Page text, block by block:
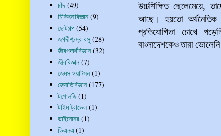
উচ্চশিক্ষিত ছেলেমেয়ে,
আছে। হয়তো অর্থনৈতিক
প্রতিযোগিতা চোখে
বাংলাদেশকেও তারা
চাঁদ (49)
চিকিৎসাবিজ্ঞান (9)
ছোটগল্প (54)
জগদীশচন্দ্র বসু (28)
জীবপদার্থবিজ্ঞান (32)
জীববিজ্ঞান (7)
জেমস ওয়াটসন (1)
জ্যোতির্বিজ্ঞান (177)
টপোলজি (1)
টাইম ট্রাভেল (1)
ডাইনোসর (1)
ডিএনএ (1)